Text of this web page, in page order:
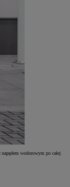
wodorowym po całej